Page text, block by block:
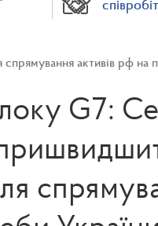
активів рф на
G7: